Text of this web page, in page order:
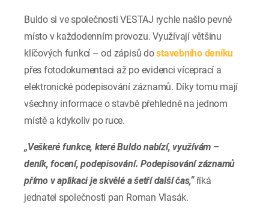
Buldo si ve společnosti VESTAJ rychle našlo pevné
místo v každodenním provozu. Využívají většinu
klíčových funkcí – od zápisů dostavebního deníku
přes fotodokumentaci až po evidenci víceprací a
elektronické podepisování záznamů. Díky tomu mají
všechny informace o stavbě přehledně na jednom
místě a kdykoliv po ruce.
„Veškeré funkce, které Buldo nabízí, využívám –
deník, focení, podepisování. Podepisování záznamů
přímo v aplikaci je skvělé a šetří další čas,“říká
jednatel společnosti pan Roman Vlasák.